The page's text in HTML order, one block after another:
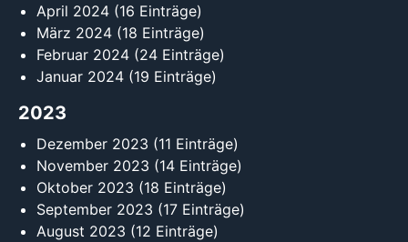
April 2024 (16 Einträge)
März 2024 (18 Einträge)
Februar 2024 (24 Einträge)
Januar 2024 (19 Einträge)
2023
Dezember 2023 (11 Einträge)
November 2023 (14 Einträge)
Oktober 2023 (18 Einträge)
September 2023 (17 Einträge)
August 2023 (12 Einträge)